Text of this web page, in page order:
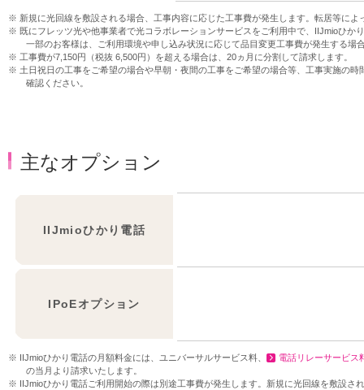
新規に光回線を敷設される場合、工事内容に応じた工事費が発生します。転居等に
既にフレッツ光や他事業者で光コラボレーションサービスをご利用中で、IIJmioひ
一部のお客様は、ご利用環境や申し込み状況に応じて品目変更工事費が発生する場
工事費が7,150円（税抜 6,500円）を超える場合は、20ヵ月に分割して請求します。
土日祝日の工事をご希望の場合や早朝・夜間の工事をご希望の場合等、工事実施の
確認ください。
主なオプション
IIJmioひかり電話
IPoEオプション
IIJmioひかり電話の月額料金には、ユニバーサルサービス料、
電話リレーサービス
の当月より請求いたします。
IIJmioひかり電話ご利用開始の際は別途工事費が発生します。新規に光回線を敷設